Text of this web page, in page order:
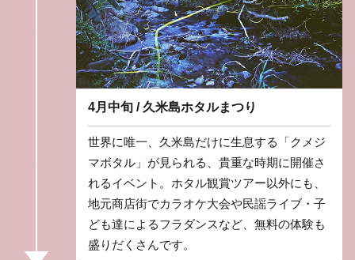
4月中旬 / 久米島ホタルまつり
世界に唯一、久米島だけに生息する「クメジ
マボタル」が見られる、貴重な時期に開催さ
れるイベント。ホタル観賞ツアー以外にも、
地元商店街でカラオケ大会や民謡ライブ・子
ども達によるフラダンスなど、無料の体験も
盛りだくさんです。